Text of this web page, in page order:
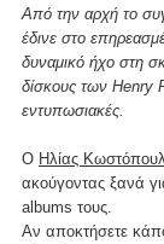
Από την αρχή το
έδινε στο
δυναμικό ήχο στη
δίσκους των Henry
εντυπωσιακές.
Ο Ηλίας
ακούγοντας ξανά
albums τους.
Αν αποκτήσετε